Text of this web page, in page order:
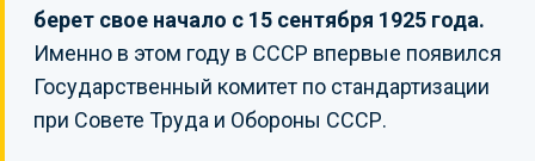
берет свое начало с 15 сентября 1925 года.
Именно в этом году в СССР впервые появился
Государственный комитет по стандартизации
при Совете Труда и Обороны СССР.